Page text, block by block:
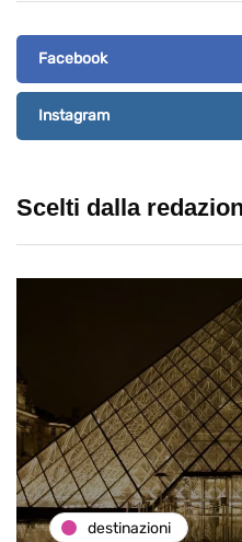
Facebook
Instagram
Scelti dalla
destinazioni